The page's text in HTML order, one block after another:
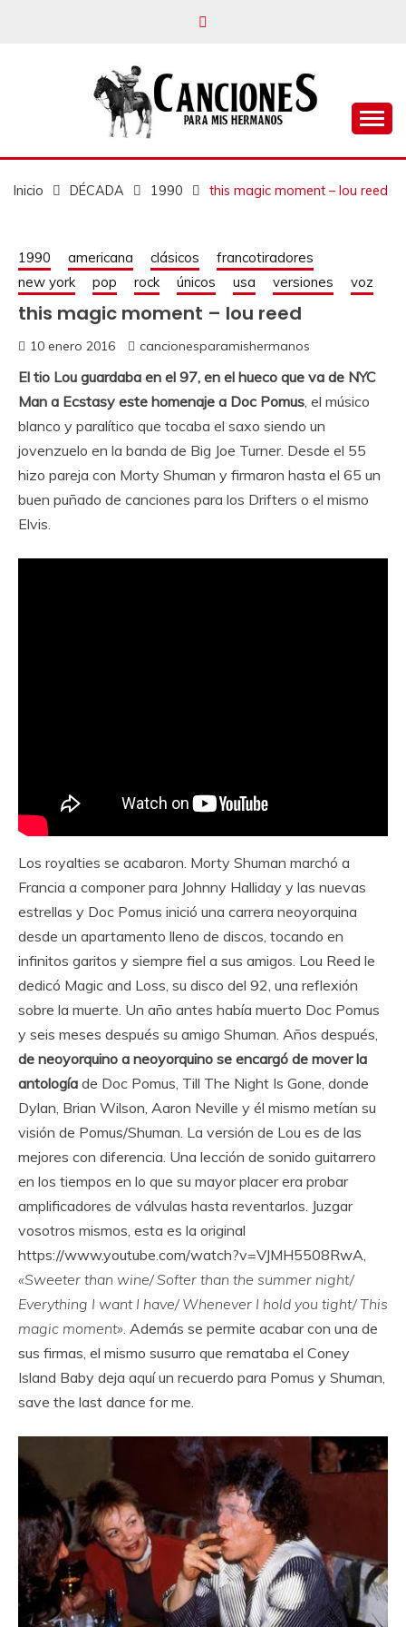
CANCIONES PARA
MIS HERMANOS
Inicio DÉCADA 1990 this magic moment – lou reed
1990 americana clásicos
francotiradores
new york
pop rock únicos usa versiones voz
this magic moment – lou reed
10 enero 2016 cancionesparamishermanos
El tio Lou guardaba en el 97, en el hueco que va de NYC
Man a Ecstasy este homenaje a Doc Pomus, el músico
blanco y paralítico que tocaba el saxo siendo un
jovenzuelo en la banda de Big Joe Turner. Desde el 55
hizo pareja con Morty Shuman y firmaron hasta el 65 un
buen puñado de canciones para los Drifters o el mismo
Elvis.
Los royalties se acabaron. Morty Shuman marchó a
Francia a componer para Johnny Halliday y las nuevas
estrellas y Doc Pomus inició una carrera neoyorquina
desde un apartamento lleno de discos, tocando en
infinitos garitos y siempre fiel a sus amigos. Lou Reed le
dedicó Magic and Loss, su disco del 92, una reflexión
sobre la muerte. Un año antes había muerto Doc Pomus
y seis meses después su amigo Shuman. Años después,
de neoyorquino a neoyorquino se encargó de mover la
antología de Doc Pomus, Till The Night Is Gone, donde
Dylan, Brian Wilson, Aaron Neville y él mismo metían su
visión de Pomus/Shuman. La versión de Lou es de las
mejores con diferencia. Una lección de sonido guitarrero
en los tiempos en lo que su mayor placer era probar
amplificadores de válvulas hasta reventarlos. Juzgar
vosotros mismos, esta es la original
https://www.youtube.com/watch?v=VJMH5508RwA,
«Sweeter than wine/ Softer than the summer night/
Everything I want I have/ Whenever I hold you tight/ This
magic moment». Además se permite acabar con una de
sus firmas, el mismo susurro que remataba el Coney
Island Baby deja aquí un recuerdo para Pomus y Shuman,
save the last dance for me.